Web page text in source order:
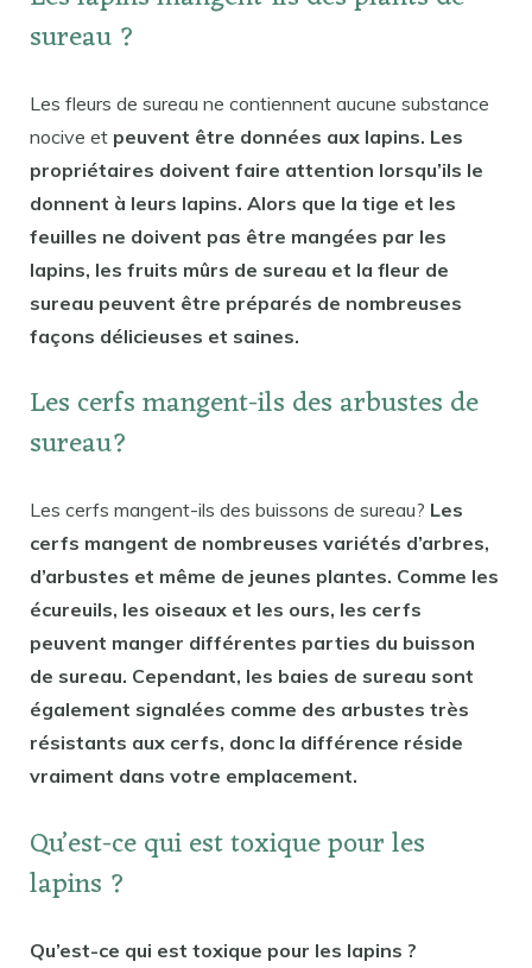
sureau ?
Les fleurs de sureau ne contiennent aucune substance
nocive et peuvent être données aux lapins. Les
propriétaires doivent faire attention lorsqu’ils le
donnent à leurs lapins. Alors que la tige et les
feuilles ne doivent pas être mangées par les
lapins, les fruits mûrs de sureau et la fleur de
sureau peuvent être préparés de nombreuses
façons délicieuses et saines.
Les cerfs mangent-ils des arbustes de
sureau?
Les cerfs mangent-ils des buissons de sureau? Les
cerfs mangent de nombreuses variétés d’arbres,
d’arbustes et même de jeunes plantes. Comme les
écureuils, les oiseaux et les ours, les cerfs
peuvent manger différentes parties du buisson
de sureau. Cependant, les baies de sureau sont
également signalées comme des arbustes très
résistants aux cerfs, donc la différence réside
vraiment dans votre emplacement.
Qu’est-ce qui est toxique pour les
lapins ?
Qu’est-ce qui est toxique pour les lapins ?